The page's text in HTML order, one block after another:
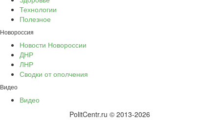
Технологии
Полезное
Новороссия
Новости Новороссии
ДНР
ЛНР
Сводки от ополчения
Видео
Видео
PolitCentr.ru © 2013-2026